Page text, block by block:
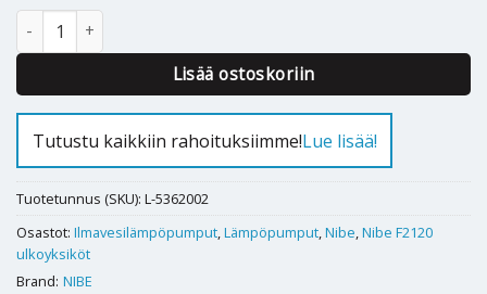
Ilmavesilämpöpumppu Nibe F2120 8kW (3-vaihe) määrä
Lisää ostoskoriin
Tutustu kaikkiin rahoituksiimme!Lue lisää!
Tuotetunnus (SKU): L-5362002
Osastot: Ilmavesilämpöpumput,Lämpöpumput,Nibe,Nibe F2120
ulkoyksiköt
Brand: NIBE